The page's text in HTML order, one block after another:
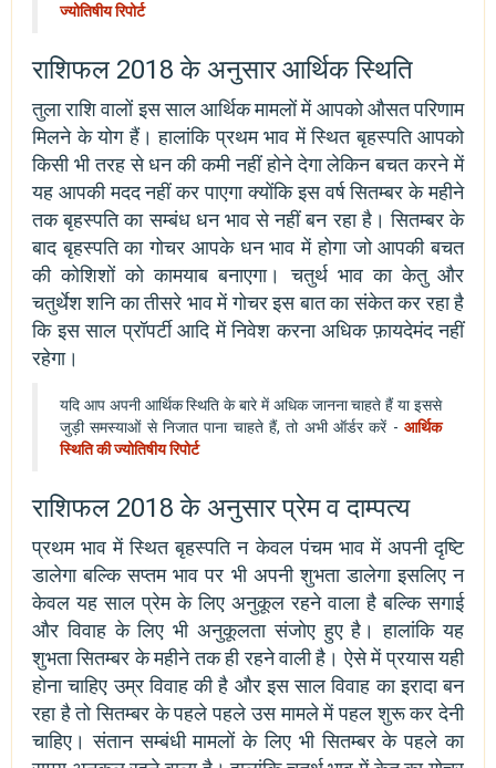
ज्योतिषीय रिपोर्ट
राशिफल 2018 के अनुसार आर्थिक स्थिति
तुला राशि वालों इस साल आर्थिक मामलों में आपको औसत परिणाम
मिलने के योग हैं। हालांकि प्रथम भाव में स्थित बृहस्पति आपको
किसी भी तरह से धन की कमी नहीं होने देगा लेकिन बचत करने में
यह आपकी मदद नहीं कर पाएगा क्योंकि इस वर्ष सितम्बर के महीने
तक बृहस्पति का सम्बंध धन भाव से नहीं बन रहा है। सितम्बर के
बाद बृहस्पति का गोचर आपके धन भाव में होगा जो आपकी बचत
की कोशिशों को कामयाब बनाएगा। चतुर्थ भाव का केतु और
चतुर्थेश शनि का तीसरे भाव में गोचर इस बात का संकेत कर रहा है
कि इस साल प्रॉपर्टी आदि में निवेश करना अधिक फ़ायदेमंद नहीं
रहेगा।
यदि आप अपनी आर्थिक स्थिति के बारे में अधिक जानना चाहते हैं या इससे
जुड़ी समस्याओं से निजात पाना चाहते हैं, तो अभी ऑर्डर करें - आर्थिक
स्थिति की ज्योतिषीय रिपोर्ट
राशिफल 2018 के अनुसार प्रेम व दाम्पत्य
प्रथम भाव में स्थित बृहस्पति न केवल पंचम भाव में अपनी दृष्टि
डालेगा बल्कि सप्तम भाव पर भी अपनी शुभता डालेगा इसलिए न
केवल यह साल प्रेम के लिए अनुकूल रहने वाला है बल्कि सगाई
और विवाह के लिए भी अनुकूलता संजोए हुए है। हालांकि यह
शुभता सितम्बर के महीने तक ही रहने वाली है। ऐसे में प्रयास यही
होना चाहिए उम्र विवाह की है और इस साल विवाह का इरादा बन
रहा है तो सितम्बर के पहले पहले उस मामले में पहल शुरू कर देनी
चाहिए। संतान सम्बंधी मामलों के लिए भी सितम्बर के पहले का